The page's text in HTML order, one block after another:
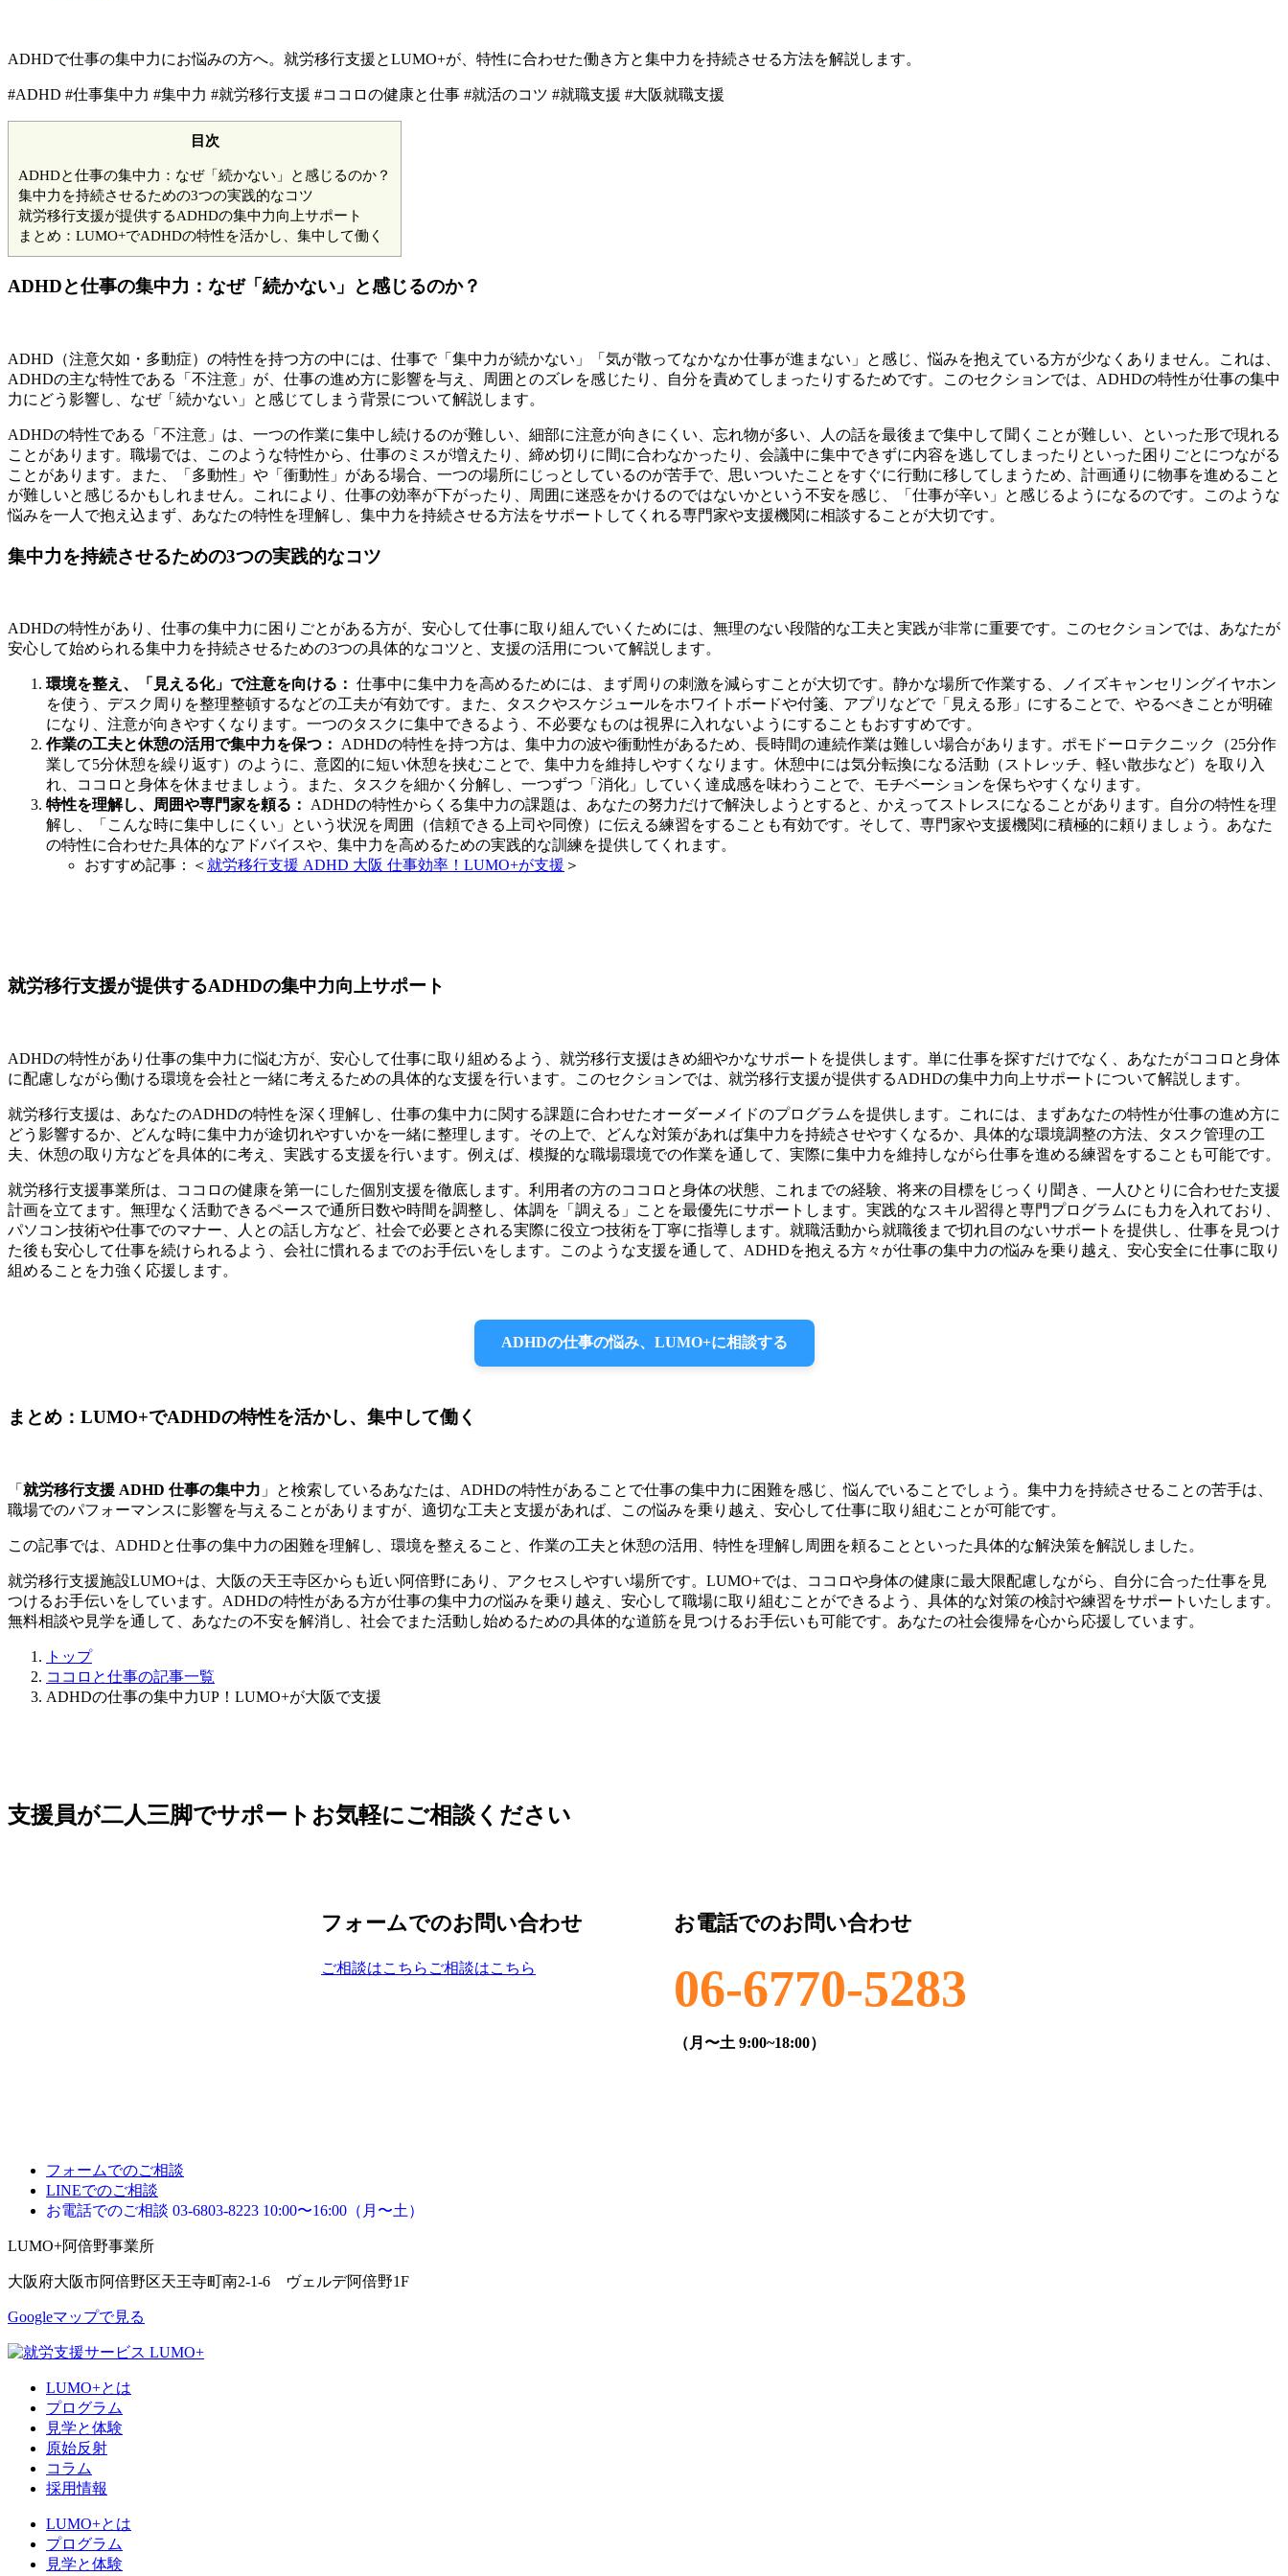
ADHDで仕事の集中力にお悩みの方へ。就労移行支援とLUMO+が、特性に合わせた働き方と集中力を持続させる方法を解説します。
#ADHD #仕事集中力 #集中力 #就労移行支援 #ココロの健康と仕事 #就活のコツ #就職支援 #大阪就職支援
目次
ADHDと仕事の集中力：なぜ「続かない」と感じるのか？
集中力を持続させるための3つの実践的なコツ
就労移行支援が提供するADHDの集中力向上サポート
まとめ：LUMO+でADHDの特性を活かし、集中して働く
ADHDと仕事の集中力：なぜ「続かない」と感じるのか？
ADHD（注意欠如・多動症）の特性を持つ方の中には、仕事で「集中力が続かない」「気が散ってなかなか仕事が進まない」と感じ、悩みを抱えている方が少なくありません。これは、
ADHDの主な特性である「不注意」が、仕事の進め方に影響を与え、周囲とのズレを感じたり、自分を責めてしまったりするためです。このセクションでは、ADHDの特性が仕事の集中
力にどう影響し、なぜ「続かない」と感じてしまう背景について解説します。
ADHDの特性である「不注意」は、一つの作業に集中し続けるのが難しい、細部に注意が向きにくい、忘れ物が多い、人の話を最後まで集中して聞くことが難しい、といった形で現れる
ことがあります。職場では、このような特性から、仕事のミスが増えたり、締め切りに間に合わなかったり、会議中に集中できずに内容を逃してしまったりといった困りごとにつながる
ことがあります。また、「多動性」や「衝動性」がある場合、一つの場所にじっとしているのが苦手で、思いついたことをすぐに行動に移してしまうため、計画通りに物事を進めること
が難しいと感じるかもしれません。これにより、仕事の効率が下がったり、周囲に迷惑をかけるのではないかという不安を感じ、「仕事が辛い」と感じるようになるのです。このような
悩みを一人で抱え込まず、あなたの特性を理解し、集中力を持続させる方法をサポートしてくれる専門家や支援機関に相談することが大切です。
集中力を持続させるための3つの実践的なコツ
ADHDの特性があり、仕事の集中力に困りごとがある方が、安心して仕事に取り組んでいくためには、無理のない段階的な工夫と実践が非常に重要です。このセクションでは、あなたが
安心して始められる集中力を持続させるための3つの具体的なコツと、支援の活用について解説します。
環境を整え、「見える化」で注意を向ける： 仕事中に集中力を高めるためには、まず周りの刺激を減らすことが大切です。静かな場所で作業する、ノイズキャンセリングイヤホン
を使う、デスク周りを整理整頓するなどの工夫が有効です。また、タスクやスケジュールをホワイトボードや付箋、アプリなどで「見える形」にすることで、やるべきことが明確
になり、注意が向きやすくなります。一つのタスクに集中できるよう、不必要なものは視界に入れないようにすることもおすすめです。
作業の工夫と休憩の活用で集中力を保つ： ADHDの特性を持つ方は、集中力の波や衝動性があるため、長時間の連続作業は難しい場合があります。ポモドーロテクニック（25分作
業して5分休憩を繰り返す）のように、意図的に短い休憩を挟むことで、集中力を維持しやすくなります。休憩中には気分転換になる活動（ストレッチ、軽い散歩など）を取り入
れ、ココロと身体を休ませましょう。また、タスクを細かく分解し、一つずつ「消化」していく達成感を味わうことで、モチベーションを保ちやすくなります。
特性を理解し、周囲や専門家を頼る： ADHDの特性からくる集中力の課題は、あなたの努力だけで解決しようとすると、かえってストレスになることがあります。自分の特性を理
解し、「こんな時に集中しにくい」という状況を周囲（信頼できる上司や同僚）に伝える練習をすることも有効です。そして、専門家や支援機関に積極的に頼りましょう。あなた
の特性に合わせた具体的なアドバイスや、集中力を高めるための実践的な訓練を提供してくれます。
おすすめ記事：＜ 就労移行支援 ADHD 大阪 仕事効率！LUMO+が支援 ＞
就労移行支援が提供するADHDの集中力向上サポート
ADHDの特性があり仕事の集中力に悩む方が、安心して仕事に取り組めるよう、就労移行支援はきめ細やかなサポートを提供します。単に仕事を探すだけでなく、あなたがココロと身体
に配慮しながら働ける環境を会社と一緒に考えるための具体的な支援を行います。このセクションでは、就労移行支援が提供するADHDの集中力向上サポートについて解説します。
就労移行支援は、あなたのADHDの特性を深く理解し、仕事の集中力に関する課題に合わせたオーダーメイドのプログラムを提供します。これには、まずあなたの特性が仕事の進め方に
どう影響するか、どんな時に集中力が途切れやすいかを一緒に整理します。その上で、どんな対策があれば集中力を持続させやすくなるか、具体的な環境調整の方法、タスク管理の工
夫、休憩の取り方などを具体的に考え、実践する支援を行います。例えば、模擬的な職場環境での作業を通して、実際に集中力を維持しながら仕事を進める練習をすることも可能です。
就労移行支援事業所は、ココロの健康を第一にした個別支援を徹底します。利用者の方のココロと身体の状態、これまでの経験、将来の目標をじっくり聞き、一人ひとりに合わせた支援
計画を立てます。無理なく活動できるペースで通所日数や時間を調整し、体調を「調える」ことを最優先にサポートします。実践的なスキル習得と専門プログラムにも力を入れており、
パソコン技術や仕事でのマナー、人との話し方など、社会で必要とされる実際に役立つ技術を丁寧に指導します。就職活動から就職後まで切れ目のないサポートを提供し、仕事を見つけ
た後も安心して仕事を続けられるよう、会社に慣れるまでのお手伝いをします。このような支援を通して、ADHDを抱える方々が仕事の集中力の悩みを乗り越え、安心安全に仕事に取り
組めることを力強く応援します。
ADHDの仕事の悩み、LUMO+に相談する
まとめ：LUMO+でADHDの特性を活かし、集中して働く
「 就労移行支援 ADHD 仕事の集中力 」と検索しているあなたは、ADHDの特性があることで仕事の集中力に困難を感じ、悩んでいることでしょう。集中力を持続させることの苦手は、
職場でのパフォーマンスに影響を与えることがありますが、適切な工夫と支援があれば、この悩みを乗り越え、安心して仕事に取り組むことが可能です。
この記事では、ADHDと仕事の集中力の困難を理解し、環境を整えること、作業の工夫と休憩の活用、特性を理解し周囲を頼ることといった具体的な解決策を解説しました。
就労移行支援施設LUMO+は、大阪の天王寺区からも近い阿倍野にあり、アクセスしやすい場所です。LUMO+では、ココロや身体の健康に最大限配慮しながら、自分に合った仕事を見
つけるお手伝いをしています。ADHDの特性がある方が仕事の集中力の悩みを乗り越え、安心して職場に取り組むことができるよう、具体的な対策の検討や練習をサポートいたします。
無料相談や見学を通して、あなたの不安を解消し、社会でまた活動し始めるための具体的な道筋を見つけるお手伝いも可能です。あなたの社会復帰を心から応援しています。
トップ
ココロと仕事の記事一覧
ADHDの仕事の集中力UP！LUMO+が大阪で支援
支援員が二人三脚でサポート お気軽にご相談ください
フォームでのお問い合わせ
ご相談はこちら ご相談はこちら
お電話でのお問い合わせ
06-6770-5283
（月〜土 9:00~18:00）
フォームでのご相談
LINEでのご相談
お電話でのご相談 03-6803-8223 10:00〜16:00（月〜土）
LUMO+阿倍野事業所
大阪府大阪市阿倍野区天王寺町南2-1-6 ヴェルデ阿倍野1F
Googleマップで見る
LUMO+とは
プログラム
見学と体験
原始反射
コラム
採用情報
LUMO+とは
プログラム
見学と体験